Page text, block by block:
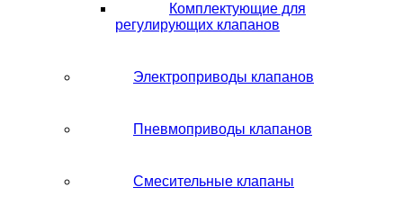
Комплектующие для
регулирующих клапанов
Электроприводы клапанов
Пневмоприводы клапанов
Смесительные клапаны